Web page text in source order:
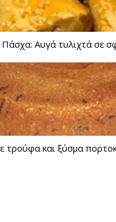
Αυγά τυλιχτά σε
τρούφα και ξύσμα